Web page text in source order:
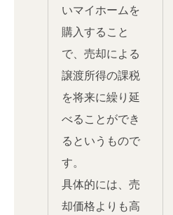
いマイホームを
購入すること
で、売却による
譲渡所得の課税
を将来に繰り延
べることができ
るというもので
す。
具体的には、売
却価格よりも高